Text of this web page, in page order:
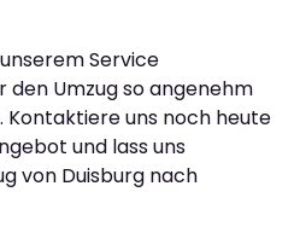
Service
den Umzug so angenehm
Kontaktiere uns noch heute
und lass uns
von Duisburg nach